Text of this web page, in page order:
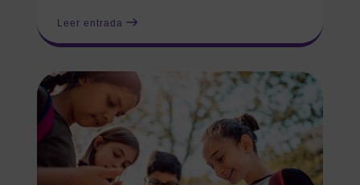
Leer entrada